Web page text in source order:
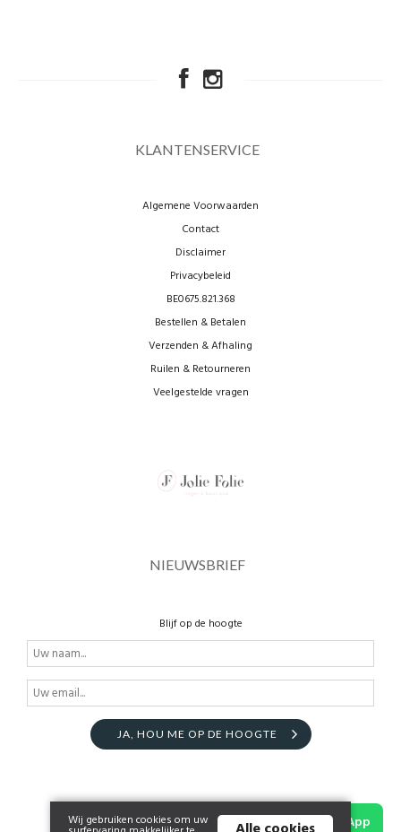
KLANTENSERVICE
Algemene Voorwaarden
Contact
Disclaimer
Privacybeleid
BE0675.821.368
Bestellen & Betalen
Verzenden & Afhaling
Ruilen & Retourneren
Veelgestelde vragen
NIEUWSBRIEF
Blijf op de hoogte
JA, HOU ME OP DE HOOGTE
WhatsApp
Wij gebruiken cookies om uw